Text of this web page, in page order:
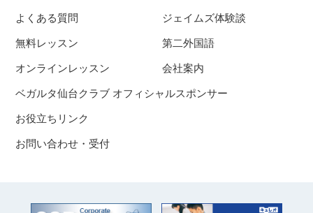
よくある質問
無料レッスン
オンラインレッスン
ジェイムズ体験談
第二外国語
会社案内
ベガルタ仙台クラブ オフィシャルスポンサー
お役立ちリンク
お問い合わせ・受付